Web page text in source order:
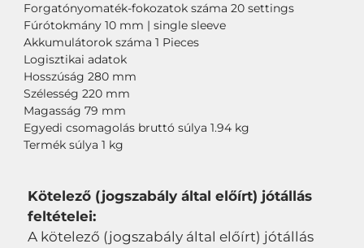
Forgatónyomaték-fokozatok száma 20 settings
Fúrótokmány 10 mm | single sleeve
Akkumulátorok száma 1 Pieces
Logisztikai adatok
Hosszúság 280 mm
Szélesség 220 mm
Magasság 79 mm
Egyedi csomagolás bruttó súlya 1.94 kg
Termék súlya 1 kg
Kötelező (jogszabály által előírt) jótállás
feltételei:
A kötelező (jogszabály által előírt) jótállás